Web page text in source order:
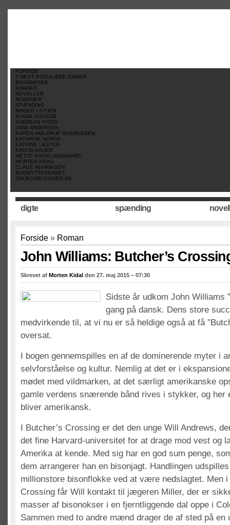
FORSIDE
5 MEST POPULÆRE EMNER
BIOGRAFIER
KRIMIER
NOVELLER
ROMANER
SPÆNDING
BØGER I STUEN
BOGBLOGGERE
ANDREAS KROG
JANE ANDERSEN
KAREN MØLDRUP RASMUSSEN
KATHRINE NORSK
KATRINE LESTER
KRISTA BAUER
METTE BACH LINDGAARD
MORTEN KIDAL
CLAUS HENRIKSEN
BOGBYTTESKABET
OM BOGBLOGGER.DK
digte spænding
Forside » Roman
John Williams: Butcher’s
Skrevet af Morten Kidal den 27. maj 2015 – 07:30
Sidste år udkom John Williams
gang på dansk. Dens store
medvirkende til, at vi nu er så heldige også at få
oversat.
I bogen gennemspilles en af de dominerende myter i
selvforståelse og kultur. Nemlig at det er i
mødet med vildmarken, at det særligt amerikanske
gamle verdens snærende bånd rives i stykker, og her
bliver amerikansk.
I Butcher’s Crossing er det den unge Will Andrews,
det fine Harvard-universitet for at drage mod vest og
Amerika at kende. Med sig har en god sum penge,
dem arrangerer han en bisonjagt. Handlingen
millionstore bisonflokke ved at være nedslagtet. Men i
Crossing får Will kontakt til jægeren Miller, der er
masser af bisonokser i en fjerntliggende dal oppe i
Sammen med to andre mænd drager de af sted på en